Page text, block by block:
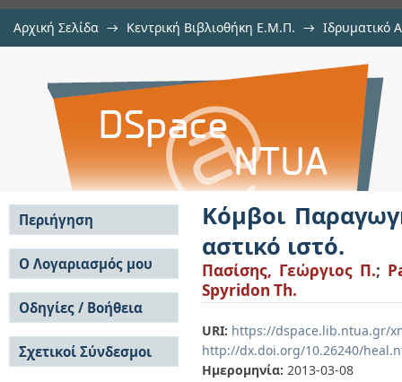
Αρχική Σελίδα → Κεντρική Βιβλιοθήκη Ε.Μ.Π. → Ιδρυματικό
Κόμβοι Παραγωγής. Διασπορά
Κόμβοι
αστικό ιστό.
Πασίσης, Γεώργιος Π.;
Spyridon Th.
URI: https://dspace.lib.ntua.gr/
http://dx.doi.org/10.26240/
Ημερομηνία: 2013-03-08
Περιήγηση
Σε όλο το DSpace
Κοινότητες & Συλλογές
Ανά Ημερομηνία
Έκδοσης
Συγγραφείς
Τίτλοι
Θέματα
Ο Λογαριασμός μου
Σύνδεση
Εγγραφή
Οδηγίες / Βοήθεια
Οδηγίες Υποβολής
Οδηγίες Χρήσης ΙΑ
Συχνές Ερωτήσεις
Σχετικοί Σύνδεσμοι